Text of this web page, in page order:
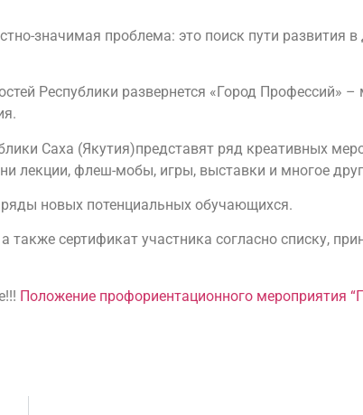
значимая проблема: это поиск пути развития
Республики развернется «Город Профессий» –
Саха (Якутия)представят ряд креативных
лекции, флеш-мобы, игры, выставки и многое
ряды новых потенциальных обучающихся.
сертификат участника согласно списку,
Положение профориентационного мероприятия